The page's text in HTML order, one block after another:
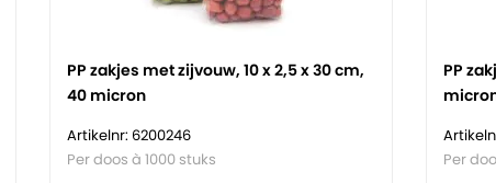
PP zakjes met zijvouw, 10 x 2,5 x 30 cm,
40 micron
Artikelnr: 6200246
Per doos à 1000 stuks
PP
Per